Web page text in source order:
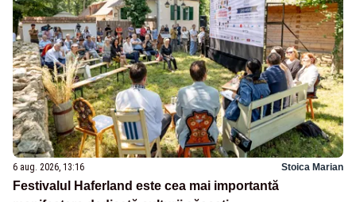
6 aug. 2026, 13:16 Stoica Marian
Festivalul Haferland este cea mai importantă